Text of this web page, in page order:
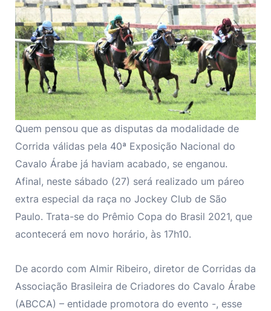
Quem pensou que as disputas da modalidade de
Corrida válidas pela 40ª Exposição Nacional do
Cavalo Árabe já haviam acabado, se enganou.
Afinal, neste sábado (27) será realizado um páreo
extra especial da raça no Jockey Club de São
Paulo. Trata-se do Prêmio Copa do Brasil 2021, que
acontecerá em novo horário, às 17h10.
De acordo com Almir Ribeiro, diretor de Corridas da
Associação Brasileira de Criadores do Cavalo Árabe
(ABCCA) – entidade promotora do evento -, esse